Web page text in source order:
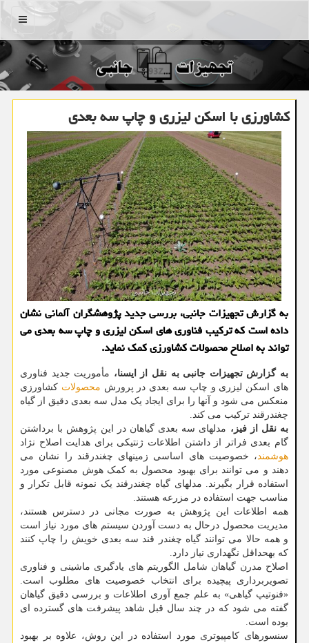
منو
کشاورزی با اسکن لیزری و چاپ سه بعدی
به گزارش تجهیزات جانبی، بررسی جدید پژوهشگران آلمانی نشان
داده است که ترکیب فناوری های اسکن لیزری و چاپ سه بعدی می
تواند به اصلاح محصولات کشاورزی کمک نماید.
به گزارش تجهیزات جانبی به نقل از ایسنا، مأموریت جدید فناوری
های اسکن لیزری و چاپ سه بعدی در پرورش محصولات کشاورزی
منعکس می شود و آنها را برای ایجاد یک مدل سه بعدی دقیق از گیاه
چغندرقند ترکیب می کند.
به نقل از فیز، مدلهای سه بعدی گیاهان در این پژوهش با برداشتن
گام بعدی فراتر از داشتن اطلاعات ژنتیکی برای هدایت اصلاح نژاد
هوشمند ، خصوصیت های اساسی زمینهای چغندرقند را نشان می
دهند و می توانند برای بهبود محصول به کمک هوش مصنوعی مورد
استفاده قرار بگیرند. مدلهای گیاه چغندرقند یک نمونه قابل تکرار و
مناسب جهت استفاده در مزرعه هستند.
همه اطلاعات این پژوهش به صورت مجانی در دسترس هستند،
مدیریت محصول درحال به دست آوردن سیستم های مورد نیاز است
و همه حالا می توانند گیاه چغندر قند سه بعدی خویش را چاپ کنند
که بهحداقل نگهداری نیاز دارد.
اصلاح مدرن گیاهان شامل الگوریتم های یادگیری ماشینی و فناوری
تصویربرداری پیچیده برای انتخاب خصوصیت های مطلوب است.
«فنوتیپ گیاهی» به علم جمع آوری اطلاعات و بررسی دقیق گیاهان
گفته می شود که در چند سال قبل شاهد پیشرفت های گسترده ای
بوده است.
سنسورهای کامپیوتری مورد استفاده در این روش، علاوه بر بهبود